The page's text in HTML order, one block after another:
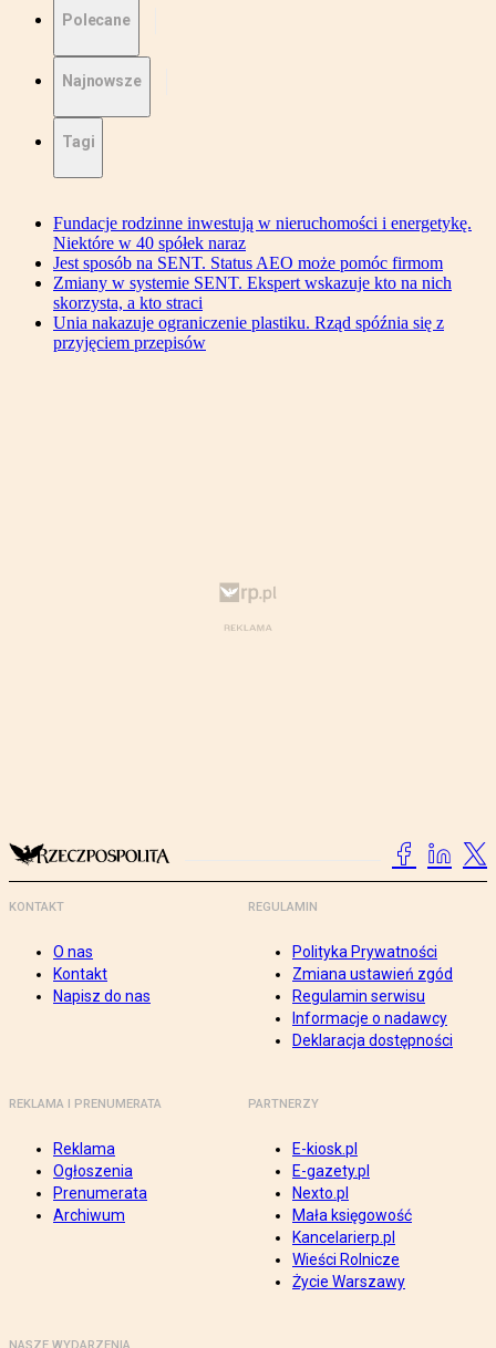
Polecane
Najnowsze
Tagi
Fundacje rodzinne inwestują w nieruchomości i energetykę.
Niektóre w 40 spółek naraz
Jest sposób na SENT. Status AEO może pomóc firmom
Zmiany w systemie SENT. Ekspert wskazuje kto na nich
skorzysta, a kto straci
Unia nakazuje ograniczenie plastiku. Rząd spóźnia się z
przyjęciem przepisów
KONTAKT
O nas
Kontakt
Napisz do nas
REGULAMIN
Polityka Prywatności
Zmiana ustawień zgód
Regulamin serwisu
Informacje o nadawcy
Deklaracja dostępności
REKLAMA I PRENUMERATA
Reklama
Ogłoszenia
Prenumerata
Archiwum
PARTNERZY
E-kiosk.pl
E-gazety.pl
Nexto.pl
Mała księgowość
Kancelarierp.pl
Wieści Rolnicze
Życie Warszawy